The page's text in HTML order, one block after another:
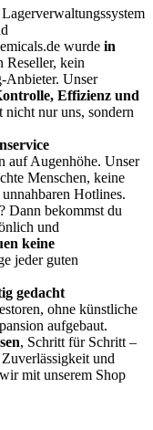
wurde in
Reseller, kein
Anbieter. Unser
Effizienz und
nicht nur uns, sondern
auf Augenhöhe. Unser
Menschen, keine
Hotlines.
Dann bekommst du
und
keine
jeder guten
gedacht
ohne künstliche
aufgebaut.
, Schritt für Schritt –
und
mit unserem Shop